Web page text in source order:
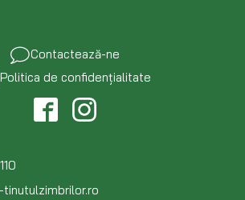
Contactează-ne
Politica de confidențialitate